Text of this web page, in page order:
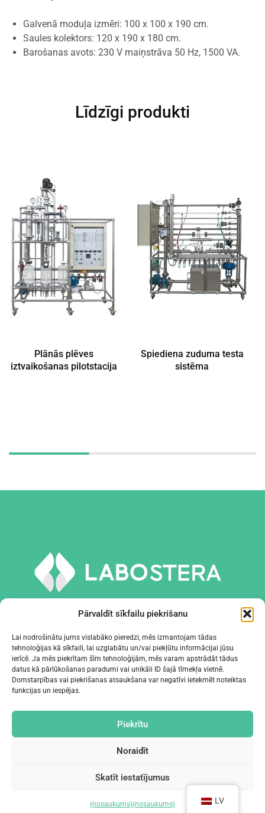
Pārvaldīt sīkfailu piekrišanu
Lai nodrošinātu jums vislabāko pieredzi, mēs izmantojam tādas
tehnoloģijas kā sīkfaili, lai uzglabātu un/vai piekļūtu informācijai jūsu
ierīcē. Ja mēs piekrītam šīm tehnoloģijām, mēs varam apstrādāt tādus
datus kā pārlūkošanas paradumi vai unikāli ID šajā tīmekļa vietnē.
Domstarpības vai piekrišanas atsaukšana var negatīvi ietekmēt noteiktas
funkcijas un iespējas.
Piekrītu
Noraidīt
Skatīt iestatījumus
{nosaukums}{nosaukums}
Galvenā moduļa izmēri: 100 x 100 x 190 cm.
Saules kolektors: 120 x 190 x 180 cm.
Barošanas avots: 230 V maiņstrāva 50 Hz, 1500 VA.
Līdzīgi produkti
Plānās plēves
iztvaikošanas pilotstacija
Spiediena zuduma testa
sistēma
INSTRUMENTI UN APRĪKOJUMS
UZŅĒMUMS
LV